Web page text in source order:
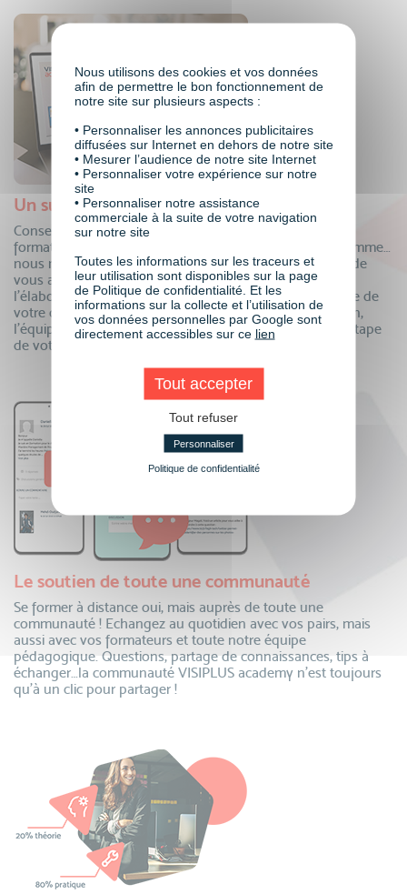
Un suivi personnalisé
Conseillers formation, coordinateurs pédagogiques,
formateurs, mentors individuels, responsable de programme…
nous mettons à votre disposition tous nos experts afin de
vous accompagner dans votre projet de formation ! De
l’élaboration de votre dossier de financement à la remise de
votre certificat, en passant par le suivi de votre formation,
l’équipe VISIPLUS academy est là pour vous à chaque étape
de votre parcours.
Le soutien de toute une communauté
Se former à distance oui, mais auprès de toute une
communauté ! Echangez au quotidien avec vos pairs, mais
aussi avec vos formateurs et toute notre équipe
pédagogique. Questions, partage de connaissances, tips à
échanger…la communauté VISIPLUS academy n’est toujours
qu’à un clic pour partager !
Nous utilisons des cookies et vos données
afin de permettre le bon fonctionnement de
notre site sur plusieurs aspects :
• Personnaliser les annonces publicitaires
diffusées sur Internet en dehors de notre site
• Mesurer l’audience de notre site Internet
• Personnaliser votre expérience sur notre
site
• Personnaliser notre assistance
commerciale à la suite de votre navigation
sur notre site
Toutes les informations sur les traceurs et
leur utilisation sont disponibles sur la page
de Politique de confidentialité. Et les
informations sur la collecte et l’utilisation de
vos données personnelles par Google sont
directement accessibles sur ce lien
Tout accepter
Tout refuser
Personnaliser
Politique de confidentialité